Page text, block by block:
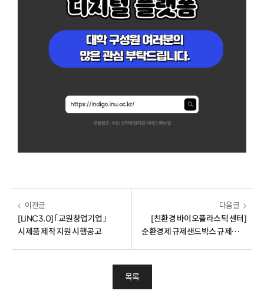
이전글
[LINC3.0] ｢교원창업기업｣
시제품 제작 지원 시행공고
다음글
[친환경 바이오플라스틱 센터]
순환경제 규제샌드박스 규제특례
목록